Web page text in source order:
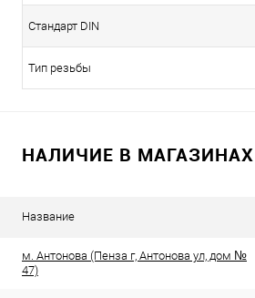
Стандарт DIN
Тип резьбы
НАЛИЧИЕ В МАГАЗИНАХ
Название
м. Антонова (Пенза г, Антонова ул, дом №
47)